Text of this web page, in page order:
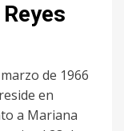
de 1966
en
a Mariana